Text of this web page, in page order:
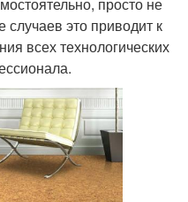
это приводит к
всех технологических